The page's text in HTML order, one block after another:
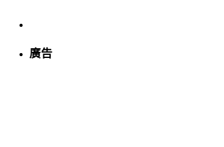
廣告